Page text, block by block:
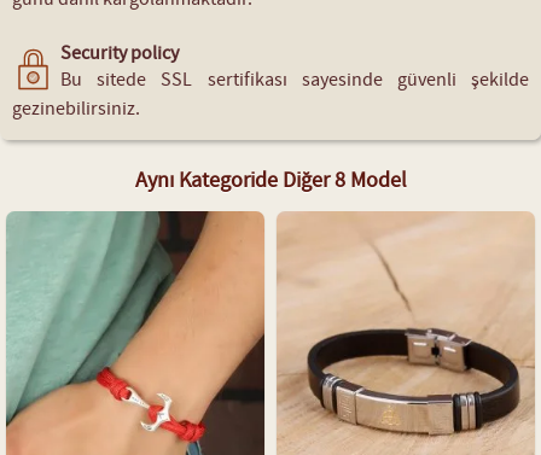
Security policy
Bu sitede SSL sertifikası sayesinde güvenli şekilde
gezinebilirsiniz.
Aynı Kategoride Diğer 8 Model